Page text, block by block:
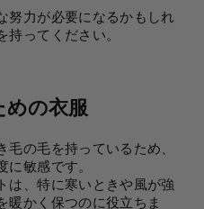
努力が必要になるかもしれ
ってください。
めの衣服
の毛を持っているため、
敏感です。
は、特に寒いときや風が強
暖かく保つのに役立ちま